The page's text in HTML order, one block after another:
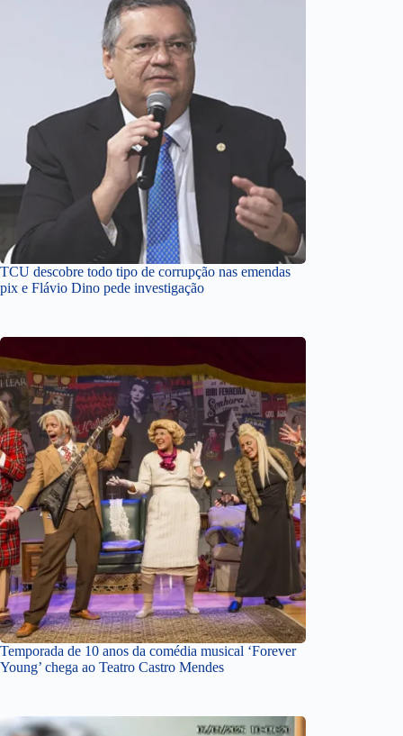
TCU descobre todo tipo de corrupção nas emendas
pix e Flávio Dino pede investigação
Temporada de 10 anos da comédia musical ‘Forever
Young’ chega ao Teatro Castro Mendes